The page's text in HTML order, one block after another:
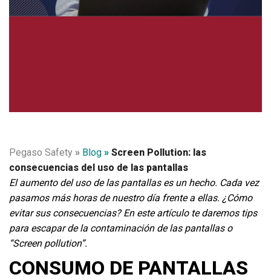
Pegaso Safety » Blog » Screen Pollution: las
consecuencias del uso de las pantallas
El aumento del uso de las pantallas es un hecho. Cada vez
pasamos más horas de nuestro día frente a ellas. ¿Cómo
evitar sus consecuencias? En este artículo te daremos tips
para escapar de la contaminación de las pantallas o
“Screen pollution”.
CONSUMO DE PANTALLAS